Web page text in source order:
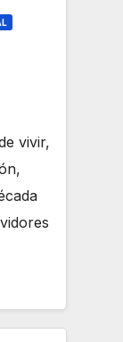
vivir,